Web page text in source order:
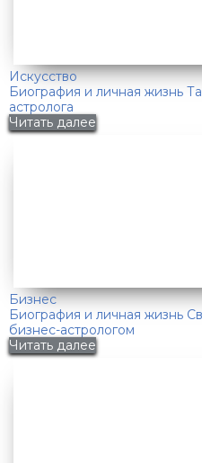
Искусство
Биография и личная жизнь
астролога
Читать далее
Бизнес
Биография и личная жизнь
бизнес-астрологом
Читать далее